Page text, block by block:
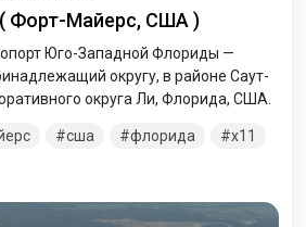
( Форт-Майерс, США )
Юго-Западной Флориды —
округу, в районе Саут-
округа Ли, Флорида, США.
сша флорида
x11